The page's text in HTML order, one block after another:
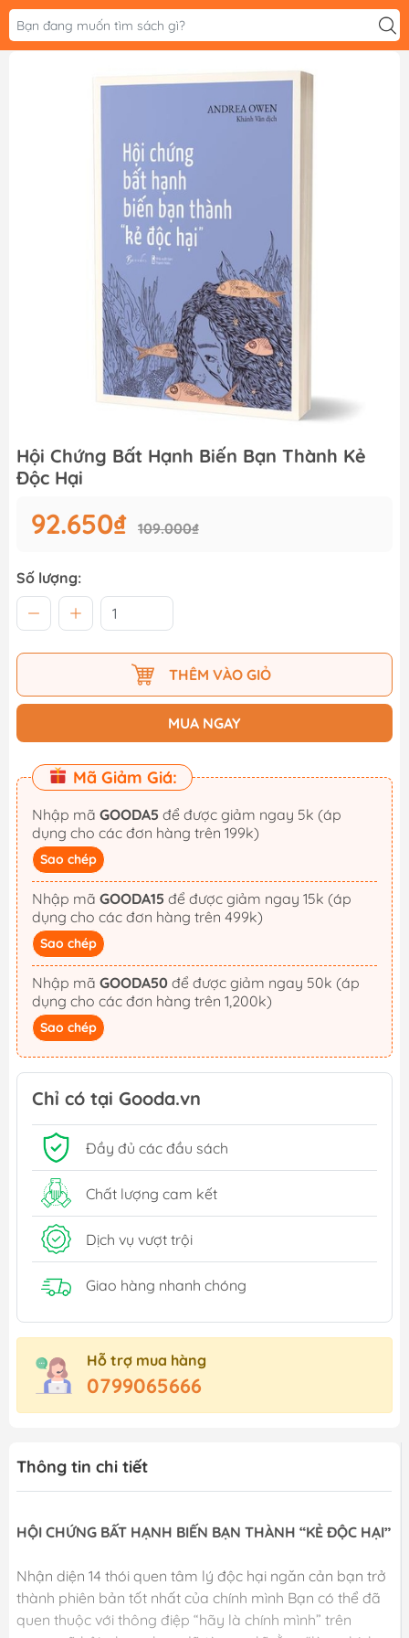
Hội Chứng Bất Hạnh Biến Bạn Thành Kẻ
Độc Hại
92.650₫ 109.000₫
Số lượng:
THÊM VÀO GIỎ
MUA NGAY
Mã Giảm Giá:
Nhập mã GOODA5
dụng cho các đơn hàng trên 199k)
Sao chép
Nhập mã GOODA15
dụng cho các đơn hàng trên 499k)
Sao chép
Nhập mã GOODA50
dụng cho các đơn hàng trên 1,200k)
Sao chép
Chỉ có tại Gooda.vn
Đầy đủ các đầu sách
Chất lượng cam kết
Dịch vụ vượt trội
Giao hàng nhanh chóng
Hỗ trợ mua hàng
0799065666
Thông tin chi tiết
HỘI CHỨNG BẤT HẠNH BIẾN BẠN THÀNH “KẺ ĐỘC HẠI”
Nhận diện 14 thói quen tâm lý độc hại ngăn cản bạn trở
thành phiên bản tốt nhất của chính mình Bạn có thể đã
quen thuộc với thông điệp “hãy là chính mình” trên